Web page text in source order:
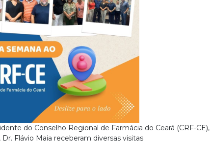
do Conselho Regional de Farmácia do Ceará (CRF-CE),
Flávio Maia receberam diversas visitas